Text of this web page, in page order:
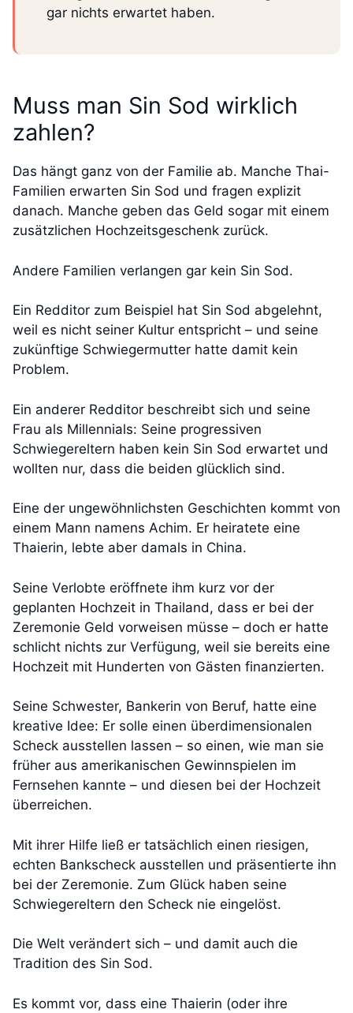
gar nichts erwartet haben.
Muss man Sin Sod wirklich
zahlen?
Das hängt ganz von der Familie ab. Manche Thai-
Familien erwarten Sin Sod und fragen explizit
danach. Manche geben das Geld sogar mit einem
zusätzlichen Hochzeitsgeschenk zurück.
Andere Familien verlangen gar kein Sin Sod.
Ein Redditor zum Beispiel hat Sin Sod abgelehnt,
weil es nicht seiner Kultur entspricht – und seine
zukünftige Schwiegermutter hatte damit kein
Problem.
Ein anderer Redditor beschreibt sich und seine
Frau als Millennials: Seine progressiven
Schwiegereltern haben kein Sin Sod erwartet und
wollten nur, dass die beiden glücklich sind.
Eine der ungewöhnlichsten Geschichten kommt von
einem Mann namens Achim. Er heiratete eine
Thaierin, lebte aber damals in China.
Seine Verlobte eröffnete ihm kurz vor der
geplanten Hochzeit in Thailand, dass er bei der
Zeremonie Geld vorweisen müsse – doch er hatte
schlicht nichts zur Verfügung, weil sie bereits eine
Hochzeit mit Hunderten von Gästen finanzierten.
Seine Schwester, Bankerin von Beruf, hatte eine
kreative Idee: Er solle einen überdimensionalen
Scheck ausstellen lassen – so einen, wie man sie
früher aus amerikanischen Gewinnspielen im
Fernsehen kannte – und diesen bei der Hochzeit
überreichen.
Mit ihrer Hilfe ließ er tatsächlich einen riesigen,
echten Bankscheck ausstellen und präsentierte ihn
bei der Zeremonie. Zum Glück haben seine
Schwiegereltern den Scheck nie eingelöst.
Die Welt verändert sich – und damit auch die
Tradition des Sin Sod.
Es kommt vor, dass eine Thaierin (oder ihre